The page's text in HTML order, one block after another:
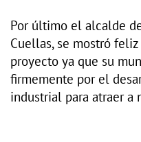
Por último el alcalde
Cuellas, se mostró
proyecto ya que su
firmemente por el
industrial para atraer a